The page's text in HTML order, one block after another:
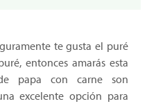
te gusta el puré
entonces amarás esta
papa con carne son
excelente opción para